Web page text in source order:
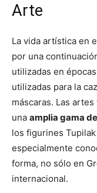
Arte
La vida artística en
por una
utilizadas en
utilizadas para la
máscaras. Las
una amplia gama
los figurines
especialmente
forma, no sólo en
internacional.